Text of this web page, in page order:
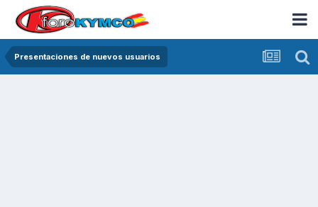
Presentaciones de nuevos usuarios